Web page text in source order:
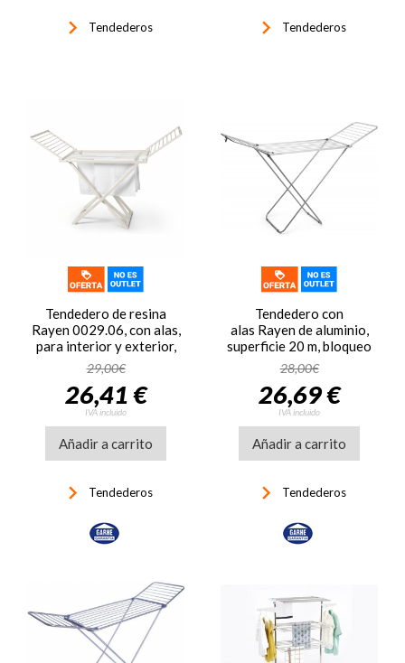
keyboard_arrow_right Tendederos keyboard_arrow_right Tendederos
Tendedero de resina
Rayen 0029.06, con alas,
para interior y exterior,
blanco
29,00€
26,41 €
IVA incluido
Añadir a carrito
keyboard_arrow_right Tendederos
Tendedero con
alas Rayen de aluminio,
superficie 20 m, bloqueo
de alas, plegable,
antideslizante, interior y
exterior, 177 x 55 x 92
cm, ref. 03334, color
acero
28,00€
26,69 €
IVA incluido
Añadir a carrito
keyboard_arrow_right Tendederos